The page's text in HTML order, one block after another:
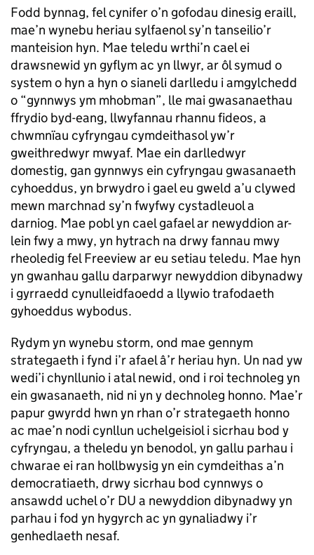
Fodd bynnag, fel cynifer o’n gofodau dinesig eraill,
mae’n wynebu heriau sylfaenol sy’n tanseilio’r
manteision hyn. Mae teledu wrthi’n cael ei
drawsnewid yn gyflym ac yn llwyr, ar ôl symud o
system o hyn a hyn o sianeli darlledu i amgylchedd
o “gynnwys ym mhobman”, lle mai gwasanaethau
ffrydio byd-eang, llwyfannau rhannu fideos, a
chwmnïau cyfryngau cymdeithasol yw’r
gweithredwyr mwyaf. Mae ein darlledwyr
domestig, gan gynnwys ein cyfryngau gwasanaeth
cyhoeddus, yn brwydro i gael eu gweld a’u clywed
mewn marchnad sy’n fwyfwy cystadleuol a
darniog. Mae pobl yn cael gafael ar newyddion ar-
lein fwy a mwy, yn hytrach na drwy fannau mwy
rheoledig fel Freeview ar eu setiau teledu. Mae hyn
yn gwanhau gallu darparwyr newyddion dibynadwy
i gyrraedd cynulleidfaoedd a llywio trafodaeth
gyhoeddus wybodus.
Rydym yn wynebu storm, ond mae gennym
strategaeth i fynd i’r afael â’r heriau hyn. Un nad yw
wedi’i chynllunio i atal newid, ond i roi technoleg yn
ein gwasanaeth, nid ni yn y dechnoleg honno. Mae’r
papur gwyrdd hwn yn rhan o’r strategaeth honno
ac mae’n nodi cynllun uchelgeisiol i sicrhau bod y
cyfryngau, a theledu yn benodol, yn gallu parhau i
chwarae ei ran hollbwysig yn ein cymdeithas a’n
democratiaeth, drwy sicrhau bod cynnwys o
ansawdd uchel o’r DU a newyddion dibynadwy yn
parhau i fod yn hygyrch ac yn gynaliadwy i’r
genhedlaeth nesaf.